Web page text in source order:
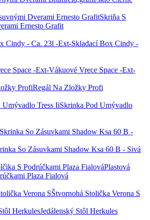
Skriňa S
Ernesto Grafit
Skladací Box Cindy -
Vákuové Vrece Space -Ext-
Regál Na Zložky Profi
Skrinka Pod Umývadlo
So Zásuvkami Shadow Ksa 60 B - Sivá
Plastová
Plaza Fialová
Štvornohá Stolička Verona S
Jedálenský Stôl Herkules